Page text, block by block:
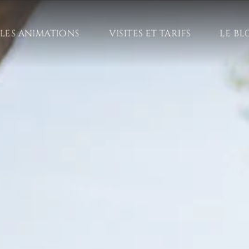
LES ANIMATIONS VISITES ET TARIFS LE